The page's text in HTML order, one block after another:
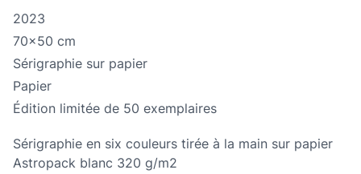
Année de réalisation
2023
Dimensions
70x50 cm
Technique
Sérigraphie sur papier
Technique
Papier
édition limitée
Édition limitée de 50 exemplaires
Sérigraphie en six couleurs tirée à la main sur papier
Astropack blanc 320 g/m2